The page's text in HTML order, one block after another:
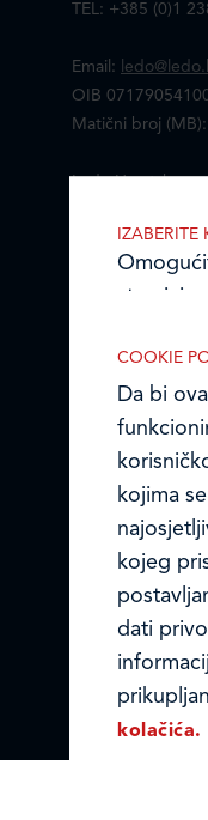
TEL: +385 (0)1
Email:
OIB
Matični broj
Ledo Hrvatska
Prodajni centri
Online formular
Privacy notice
© LEDO plus
COOKIE
Da bi
kojima
kojeg
dati
kolačića.
stranici
Nužni
Nužni
stranica
a